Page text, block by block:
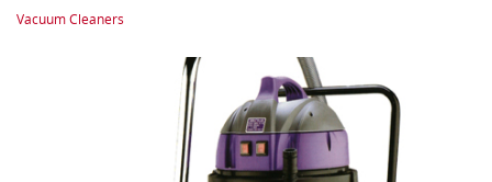
Vacuum Cleaners